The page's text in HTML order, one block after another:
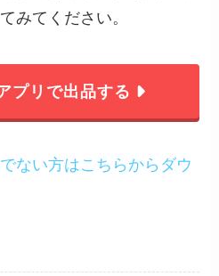
みてください。
プリで出品する
ない方はこちらからダウ